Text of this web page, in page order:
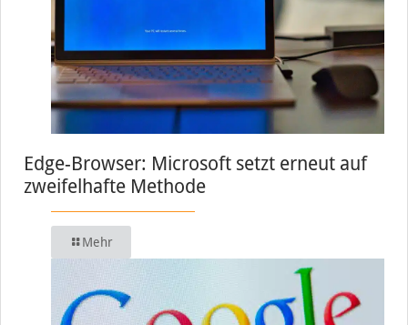
Edge-Browser: Microsoft setzt erneut auf
zweifelhafte Methode
Mehr